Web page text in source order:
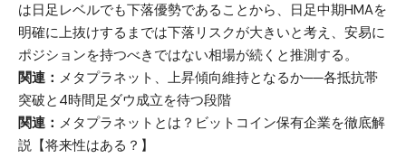
は日足レベルでも下落優勢であることから、日足中期HMAを
明確に上抜けするまでは下落リスクが大きいと考え、安易に
ポジションを持つべきではない相場が続くと推測する。
関連： メタプラネット、上昇傾向維持となるか──各抵抗帯
突破と4時間足ダウ成立を待つ段階
関連： メタプラネットとは？ビットコイン保有企業を徹底解
説【将来性はある？】